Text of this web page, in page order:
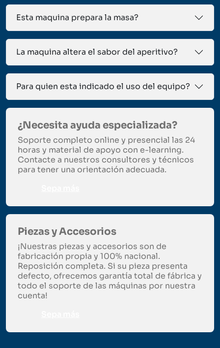
Esta maquina prepara la masa?
La maquina altera el sabor del aperitivo?
Para quien esta indicado el uso del equipo?
¿Necesita ayuda especializada?
Soporte completo online y presencial las 24
horas y material de apoyo con e-learning.
Contacte a nuestros consultores y técnicos
para tener una orientación adecuada.
Piezas y Accesorios
¡Nuestras piezas y accesorios son de
fabricación propia y 100% nacional.
Reposición completa. Si su pieza presenta
defecto, ofrecemos garantía total de fábrica y
todo el soporte de las máquinas por nuestra
cuenta!